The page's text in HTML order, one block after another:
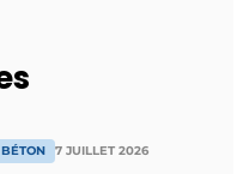
BÉTON 7 JUILLET 2026